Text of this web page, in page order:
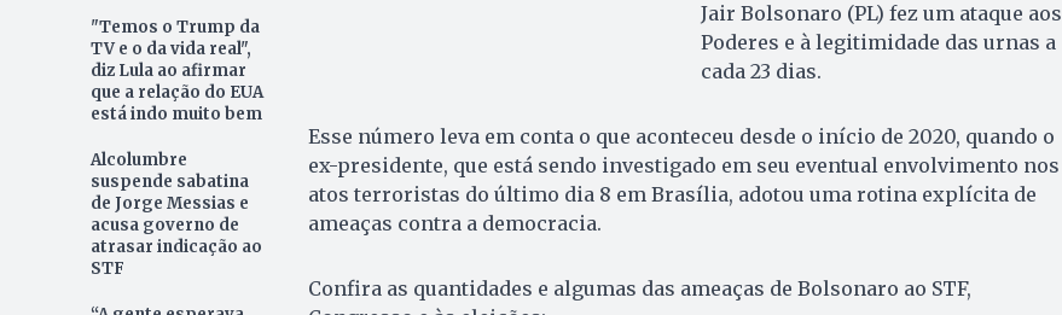
"Temos o Trump da
TV e o da vida real",
diz Lula ao afirmar
que a relação do EUA
está indo muito bem
Alcolumbre
suspende sabatina
de Jorge Messias e
acusa governo de
atrasar indicação ao
STF
Jair Bolsonaro (PL) fez um ataque aos
Poderes e à legitimidade das urnas a
cada 23 dias.
Esse número leva em conta o que aconteceu desde o início de 2020, quando o
ex-presidente, que está sendo investigado em seu eventual envolvimento nos
atos terroristas do último dia 8 em Brasília, adotou uma rotina explícita de
ameaças contra a democracia.
Confira as quantidades e algumas das ameaças de Bolsonaro ao STF,